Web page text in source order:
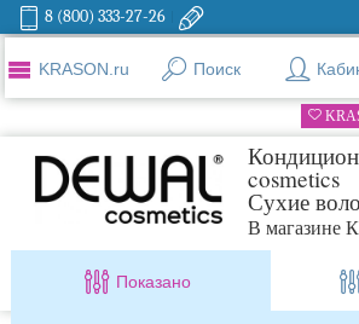
8 (800) 333-27-26
KRASON.ru Поиск
cosmetics
Сухие
В магазине
Показано